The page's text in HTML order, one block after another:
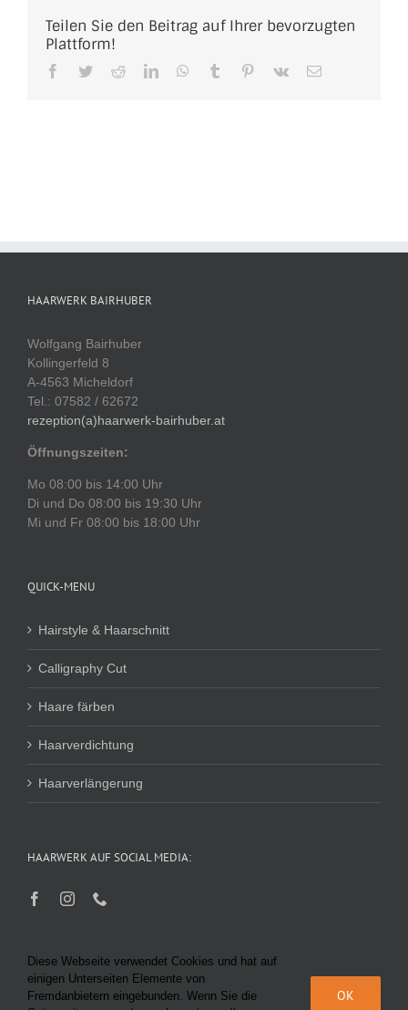
Teilen Sie den Beitrag auf Ihrer bevorzugten
Plattform!
Facebook
TwitterRedditLinkedInWhatsApp
Tumblr Pinterest
Vk
E-
HAARWERK BAIRHUBER
Wolfgang Bairhuber
Kollingerfeld 8
A-4563 Micheldorf
Tel.: 07582 / 62672
rezeption(a)haarwerk-bairhuber.at
Öffnungszeiten:
Mo 08:00 bis 14:00 Uhr
Di und Do 08:00 bis 19:30 Uhr
Mi und Fr 08:00 bis 18:00 Uhr
QUICK-MENU
Hairstyle & Haarschnitt
Calligraphy Cut
Haare färben
Haarverdichtung
Haarverlängerung
HAARWERK AUF SOCIAL MEDIA:
Diese Webseite verwendet Cookies und hat auf
einigen Unterseiten Elemente von
Fremdanbietern eingebunden. Wenn Sie die
OK